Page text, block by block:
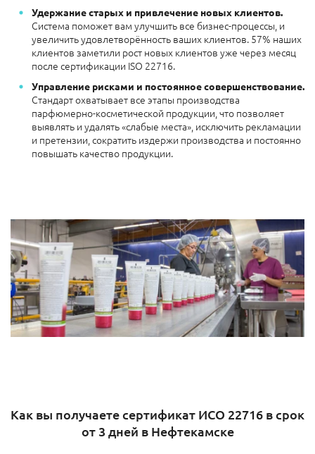
Удержание старых и привлечение новых клиентов.
Система поможет вам улучшить все бизнес-процессы, и
увеличить удовлетворённость ваших клиентов. 57% наших
клиентов заметили рост новых клиентов уже через месяц
после сертификации ISO 22716.
Управление рисками и постоянное совершенствование.
Стандарт охватывает все этапы производства
парфюмерно-косметической продукции, что позволяет
выявлять и удалять «слабые места», исключить рекламации
и претензии, сократить издержи производства и постоянно
повышать качество продукции.
Как вы получаете сертификат ИСО 22716 в срок
от 3 дней в Нефтекамске